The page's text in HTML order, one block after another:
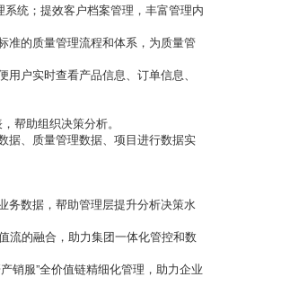
统；提效客户档案管理，丰富管理内
准的质量管理流程和体系，为质量管
户实时查看产品信息、订单信息、
帮助组织决策分析。
据、质量管理数据、项目进行数据实
务数据，帮助管理层提升分析决策水
流的融合，助力集团一体化管控和数
销服”全价值链精细化管理，助力企业